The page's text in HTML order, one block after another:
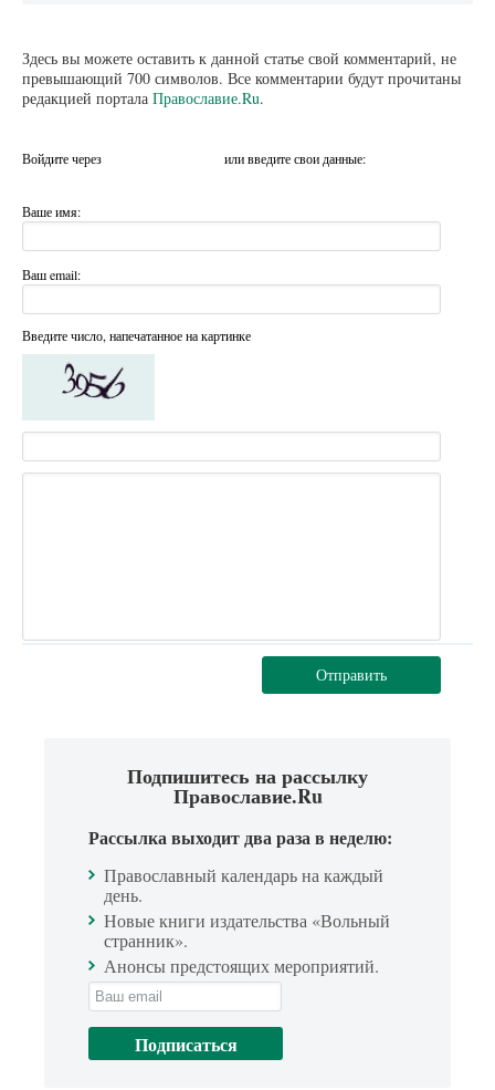
Здесь вы можете оставить к данной статье свой комментарий, не
превышающий 700 символов. Все комментарии будут прочитаны
редакцией портала Православие.Ru.
Войдите через или введите свои данные:
Ваше имя:
Ваш email:
Введите число, напечатанное на картинке
Отправить
Подпишитесь на рассылку
Православие.Ru
Рассылка выходит два раза в неделю:
Православный календарь на каждый
день.
Новые книги издательства «Вольный
странник».
Анонсы предстоящих мероприятий.